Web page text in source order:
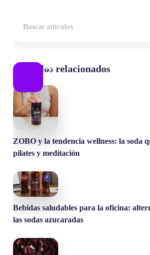
Artículos relacionados
ZOBO y la tendencia wellness: la soda
pilates y meditación
Bebidas saludables para la oficina:
las sodas azucaradas